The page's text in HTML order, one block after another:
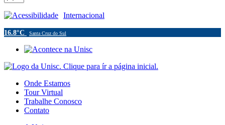
Acessibilidade Internacional
16.8°C Santa Cruz do Sul
Onde Estamos
Tour Virtual
Trabalhe Conosco
Contato